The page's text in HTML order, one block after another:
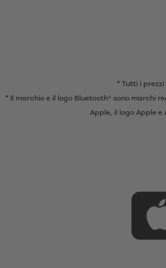
* Tutti i
* Il marchio e il logo Bluetooth® sono marchi
Apple, il logo Apple e